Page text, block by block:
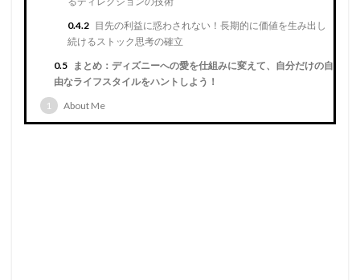
0.4.2 目先の利益に惑わされない！長期的に価値を生み出し
続けるストック思考の確立
0.5 まとめ：ディズニーへの愛を仕組みに変えて、自分だけの自
由なライフスタイルをハントしよう！
1
About Me